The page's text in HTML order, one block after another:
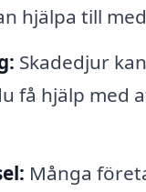
hjälpa till
Skadedjur
få hjälp med
Många